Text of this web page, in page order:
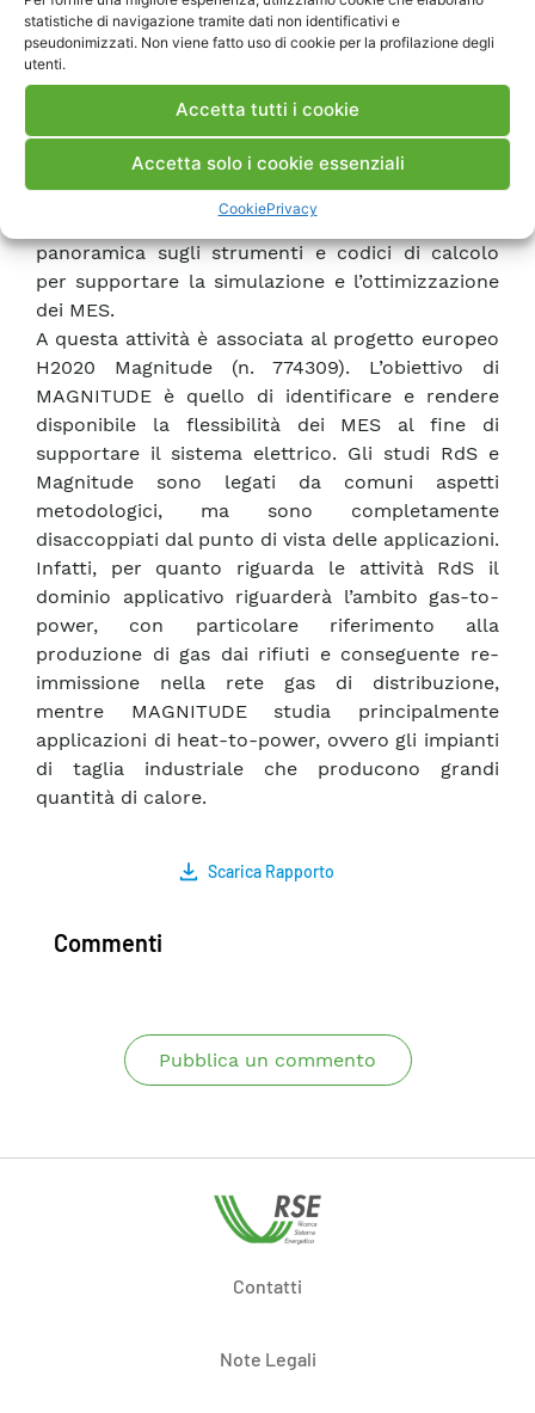
statistiche di navigazione tramite dati non identificativi e
pseudonimizzati. Non viene fatto uso di cookie per la profilazione degli
utenti.
Accetta tutti i cookie
Accetta solo i cookie essenziali
CookiePrivacy
e da impianti per la produzione di bio-metano da
trattamento dei rifiuti (FORSU) connessi ad uno
o più punti, oltre ai punti di prelievo di specifiche
utenze (carichi residenziali, industriali, ecc.).
L’attività ha anche riguardato l’analisi della
capacità dei MES, intesi come microreti multi-
energy, di offrire servizi alla rete elettrica. Infine,
come ultimo elemento l’attività svolta offre una
panoramica sugli strumenti e codici di calcolo
per supportare la simulazione e l’ottimizzazione
dei MES.
A questa attività è associata al progetto europeo
H2020 Magnitude (n. 774309). L’obiettivo di
MAGNITUDE è quello di identificare e rendere
disponibile la flessibilità dei MES al fine di
supportare il sistema elettrico. Gli studi RdS e
Magnitude sono legati da comuni aspetti
metodologici, ma sono completamente
disaccoppiati dal punto di vista delle applicazioni.
Infatti, per quanto riguarda le attività RdS il
dominio applicativo riguarderà l’ambito gas-to-
power, con particolare riferimento alla
produzione di gas dai rifiuti e conseguente re-
immissione nella rete gas di distribuzione,
mentre MAGNITUDE studia principalmente
applicazioni di heat-to-power, ovvero gli impianti
di taglia industriale che producono grandi
quantità di calore.
Scarica Rapporto
Commenti
Pubblica un commento
Contatti
Note Legali